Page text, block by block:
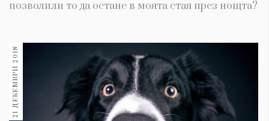
позволили то да остане в моята стая през нощта?
21 ДЕКЕМВРИ 2018